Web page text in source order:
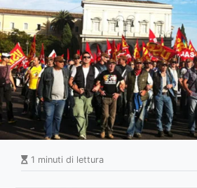
1 minuti di lettura